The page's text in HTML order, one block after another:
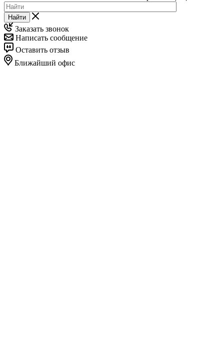
Найти
Заказать звонок
Написать сообщение
Оставить отзыв
Ближайший офис